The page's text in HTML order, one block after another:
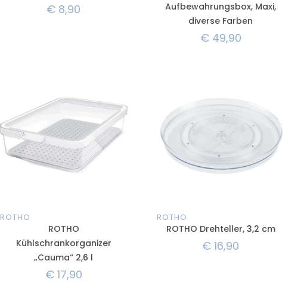
€ 8,90
Aufbewahrungsbox, Maxi,
diverse Farben
€49,90
ROTHO
ROTHO
Kühlschrankorganizer
„Cauma“ 2,6 l
€17,90
ROTHO
ROTHO Drehteller, 3,2 cm
€ 16,90